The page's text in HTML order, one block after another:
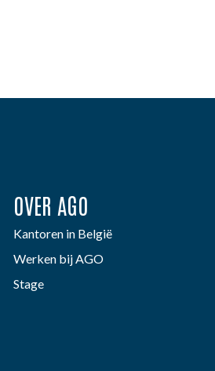
OVER AGO
Kantoren in België
Werken bij AGO
Stage